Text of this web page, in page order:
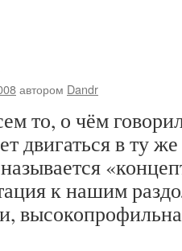
автором Dandr
то, о чём
двигаться в ту
к нашим